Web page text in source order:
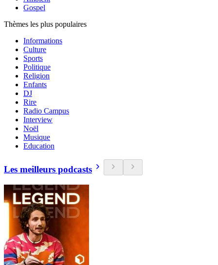
Gospel
Thèmes les plus populaires
Informations
Culture
Sports
Politique
Religion
Enfants
DJ
Rire
Radio Campus
Interview
Noël
Musique
Education
Les meilleurs podcasts